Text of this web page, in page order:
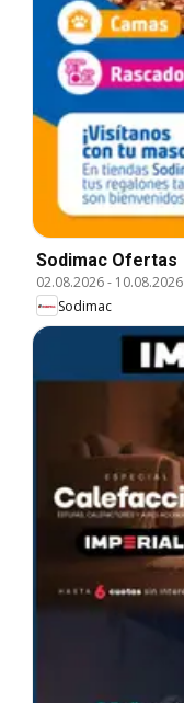
Sodimac Ofertas
02.08.2026- 10.08.2026
Sodimac